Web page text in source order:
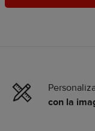
con la